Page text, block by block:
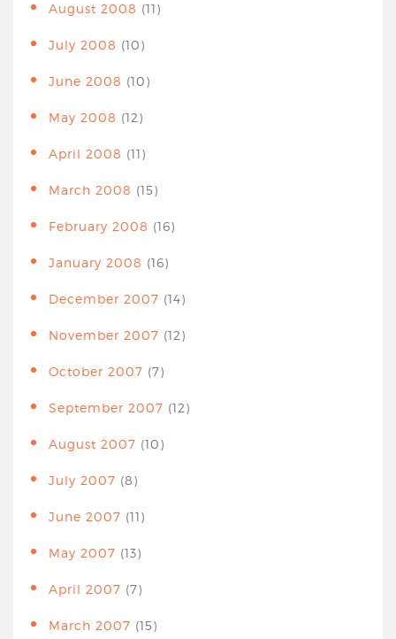
August 2008 (11)
July 2008 (10)
June 2008 (10)
May 2008 (12)
April 2008 (11)
March 2008 (15)
February 2008 (16)
January 2008 (16)
December 2007 (14)
November 2007 (12)
October 2007 (7)
September 2007 (12)
August 2007 (10)
July 2007 (8)
June 2007 (11)
May 2007 (13)
April 2007 (7)
March 2007 (15)